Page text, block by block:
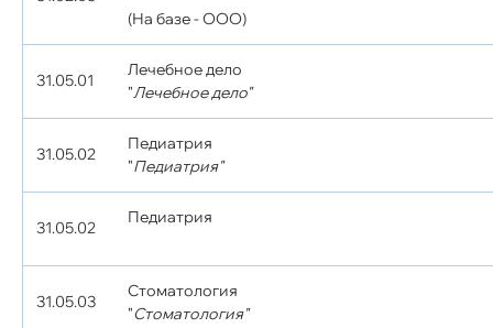
(На базе - ООО)
31.05.01
Лечебное дело
"Лечебное дело"
31.05.02
Педиатрия
"Педиатрия"
31.05.02
Педиатрия
31.05.03
Стоматология
"Стоматология"